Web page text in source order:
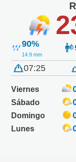
90%
14.9 mm
07:25
Viernes
Sábado
Domingo
Lunes